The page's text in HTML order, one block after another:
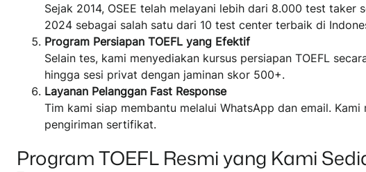
Sejak 2014, OSEE telah melayani lebih dari 8.000 test taker
2024 sebagai salah satu dari 10 test center terbaik di
Program Persiapan TOEFL yang Efektif
Selain tes, kami menyediakan kursus persiapan TOEFL
hingga sesi privat dengan jaminan skor 500+.
Layanan Pelanggan Fast Response
Tim kami siap membantu melalui WhatsApp dan email.
pengiriman sertifikat.
Program TOEFL Resmi yang Kami